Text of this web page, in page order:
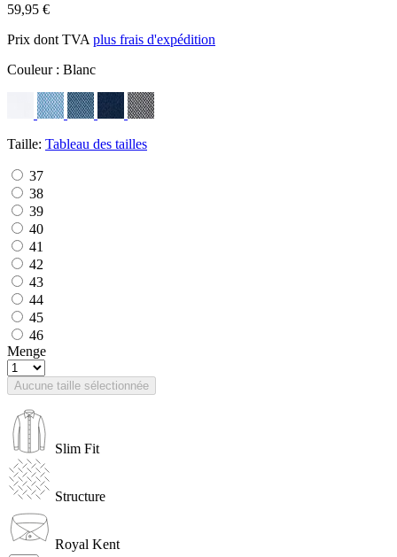
59,95 €
Prix dont TVA plus frais d'expédition
Couleur : Blanc
Taille: Tableau des tailles
37
38
39
40
41
42
43
44
45
46
Menge
Aucune taille sélectionnée
Slim Fit
Structure
Royal Kent